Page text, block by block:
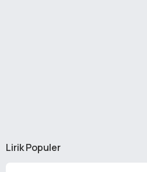
Lirik Populer